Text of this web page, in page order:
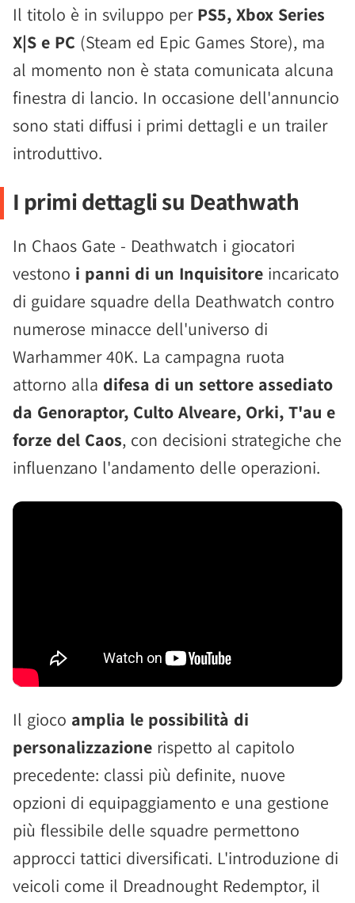
Il titolo è in sviluppo per PS5, Xbox Series
X|S e PC (Steam ed Epic Games Store), ma
al momento non è stata comunicata alcuna
finestra di lancio. In occasione dell'annuncio
sono stati diffusi i primi dettagli e un trailer
introduttivo.
I primi dettagli su Deathwath
In Chaos Gate - Deathwatch i giocatori
vestono i panni di un Inquisitore incaricato
di guidare squadre della Deathwatch contro
numerose minacce dell'universo di
Warhammer 40K. La campagna ruota
attorno alla difesa di un settore assediato
da Genoraptor, Culto Alveare, Orki, T'au e
forze del Caos, con decisioni strategiche che
influenzano l'andamento delle operazioni.
Il gioco amplia le possibilità di
personalizzazione rispetto al capitolo
precedente: classi più definite, nuove
opzioni di equipaggiamento e una gestione
più flessibile delle squadre permettono
approcci tattici diversificati. L'introduzione di
veicoli come il Dreadnought Redemptor, il